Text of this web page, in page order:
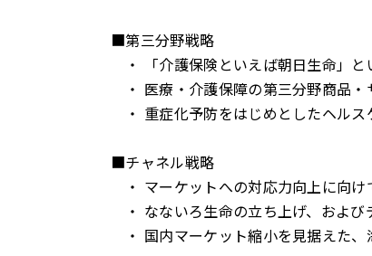
■第三分野戦略
・ 「介護保険といえば朝日生命」と
・ 医療・介護保障の第三分野商品・
・ 重症化予防をはじめとしたヘル
■チャネル戦略
・ マーケットへの対応力向上に向
・ なないろ生命の立ち上げ、およ
・ 国内マーケット縮小を見据えた、